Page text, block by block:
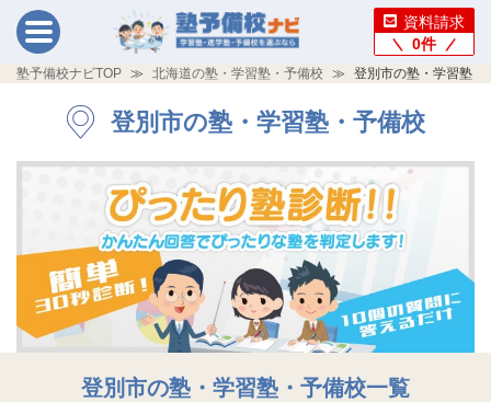
資料請求
0件
塾予備校ナビTOP 北海道の塾・学習塾・予備校 登別市の塾・学習塾・
登別市の塾・学習塾・予備校
登別市の塾・学習塾・予備校一覧